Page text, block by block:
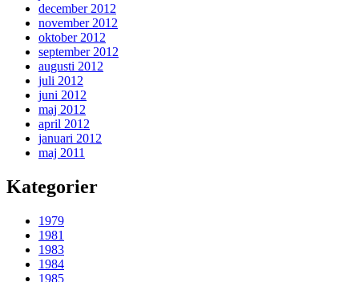
december 2012
november 2012
oktober 2012
september 2012
augusti 2012
juli 2012
juni 2012
maj 2012
april 2012
januari 2012
maj 2011
Kategorier
1979
1981
1983
1984
1985